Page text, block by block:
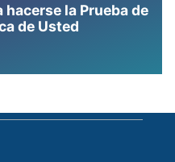
la Prueba de
de Usted